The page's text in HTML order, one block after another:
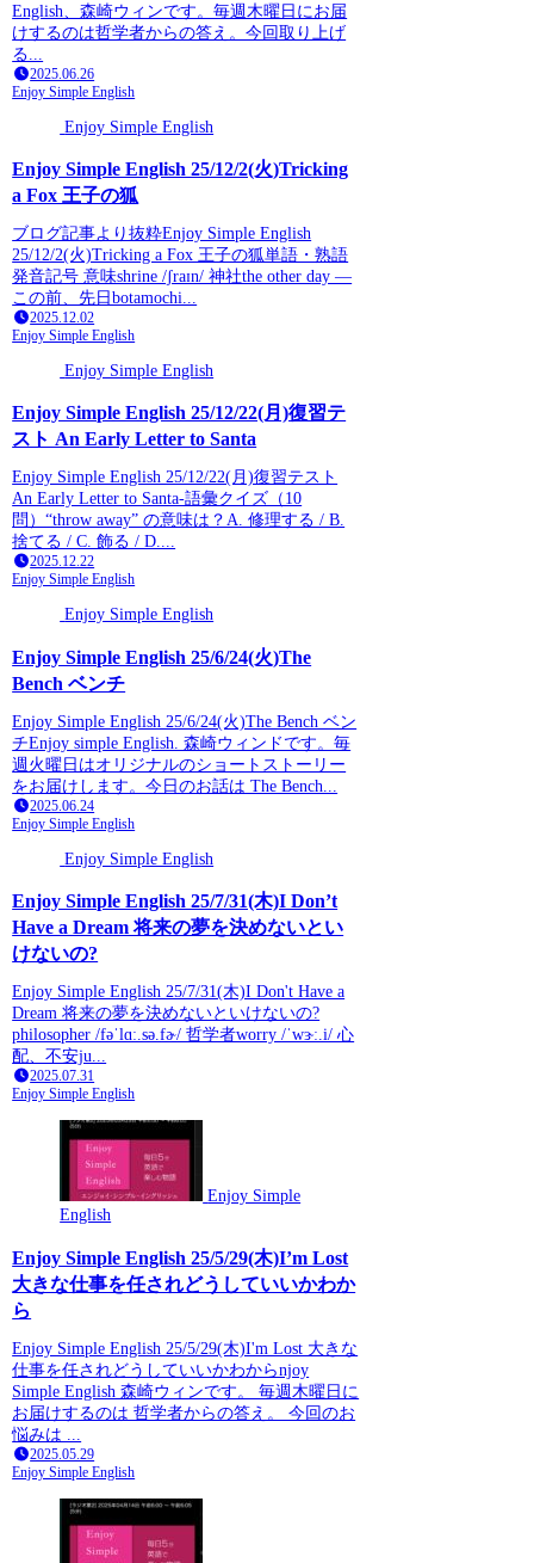
English、森崎ウィンです。毎週木曜日にお届
けするのは哲学者からの答え。今回取り上げ
る...
2025.06.26
Enjoy Simple English
Enjoy Simple English
Enjoy Simple English 25/12/2(火)Tricking
a Fox 王子の狐
ブログ記事より抜粋Enjoy Simple English
25/12/2(火)Tricking a Fox 王子の狐単語・熟語
発音記号 意味shrine /ʃraɪn/ 神社the other day —
この前、先日botamochi...
2025.12.02
Enjoy Simple English
Enjoy Simple English
Enjoy Simple English 25/12/22(月)復習テ
スト An Early Letter to Santa
Enjoy Simple English 25/12/22(月)復習テスト
An Early Letter to Santa-語彙クイズ（10
問）“throw away” の意味は？A. 修理する / B.
捨てる / C. 飾る / D....
2025.12.22
Enjoy Simple English
Enjoy Simple English
Enjoy Simple English 25/6/24(火)The
Bench ベンチ
Enjoy Simple English 25/6/24(火)The Bench ベン
チEnjoy simple English. 森崎ウィンドです。毎
週火曜日はオリジナルのショートストーリー
をお届けします。今日のお話は The Bench...
2025.06.24
Enjoy Simple English
Enjoy Simple English
Enjoy Simple English 25/7/31(木)I Don’t
Have a Dream 将来の夢を決めないとい
けないの?
Enjoy Simple English 25/7/31(木)I Don't Have a
Dream 将来の夢を決めないといけないの?
philosopher /fəˈlɑː.sə.fɚ/ 哲学者worry /ˈwɝː.i/ 心
配、不安ju...
2025.07.31
Enjoy Simple English
Enjoy Simple
English
Enjoy Simple English 25/5/29(木)I’m Lost
大きな仕事を任されどうしていいかわか
ら
Enjoy Simple English 25/5/29(木)I'm Lost 大きな
仕事を任されどうしていいかわからnjoy
Simple English 森崎ウィンです。 毎週木曜日に
お届けするのは 哲学者からの答え。 今回のお
悩みは ...
2025.05.29
Enjoy Simple English